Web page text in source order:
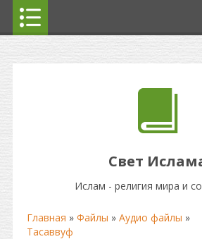
Свет
Ислам - религия мира и
Главная » Файлы » Аудио файлы »
Тасаввуф